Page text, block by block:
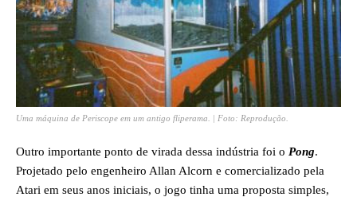
Uma máquina de Periscope em um antigo fliperama. | Foto: Reprodução.
Outro importante ponto de virada dessa indústria foi o Pong.
Projetado pelo engenheiro Allan Alcorn e comercializado pela
Atari em seus anos iniciais, o jogo tinha uma proposta simples,